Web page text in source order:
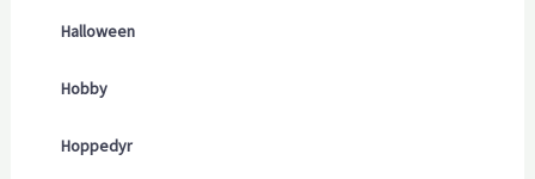
Halloween
Hobby
Hoppedyr